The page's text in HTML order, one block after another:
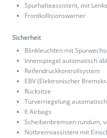
Spurhalteassistent, mit
Frontkollisionswarner
Sicherheit
Blinkleuchten mit
Innenspiegel automatisch
Reifendruckkontrollsystem
EBV (Elektronischer
Rücksitze
Türverriegelung
6 Airbags
Scheibenbremsen rundum,
Notbremsassistent mit